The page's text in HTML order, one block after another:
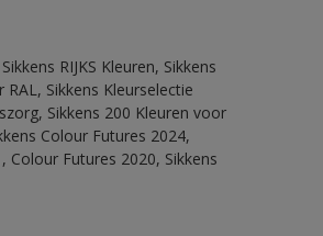
RIJKS Kleuren, Sikkens
Sikkens Kleurselectie
Sikkens 200 Kleuren voor
Colour Futures 2024,
Colour Futures 2020, Sikkens